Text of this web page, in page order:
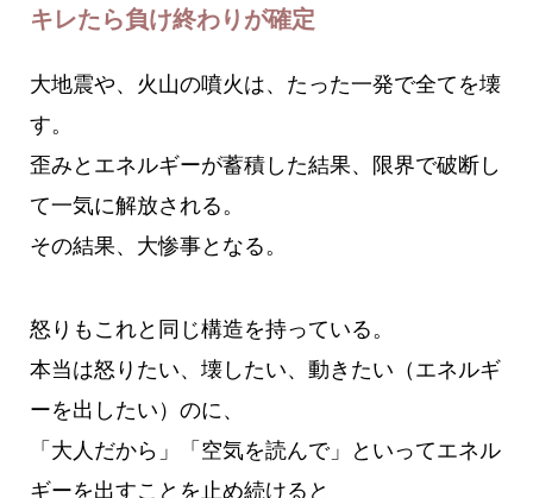
キレたら負け終わりが確定
大地震や、火山の噴火は、たった一発で全てを壊
す。
歪みとエネルギーが蓄積した結果、限界で破断し
て一気に解放される。
その結果、大惨事となる。
怒りもこれと同じ構造を持っている。
本当は怒りたい、壊したい、動きたい（エネルギ
ーを出したい）のに、
「大人だから」「空気を読んで」といってエネル
ギーを出すことを止め続けると